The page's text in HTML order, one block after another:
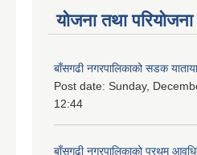
योजना तथा परियोजना
बाँसगढी नगरपालिकाको सडक
Post date: Sunday,
12:44
बाँसगढी नगरपालिकाको प्रथम